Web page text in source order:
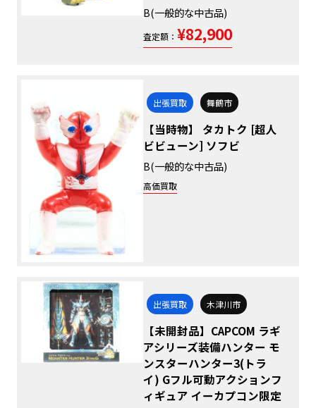
B(一般的な中古品)
査定額： ¥82,900
出張買取 舞鶴市
【当時物】 タカトク [超人
ビビューン] ソフビ
B(一般的な中古品)
高価買取
出張買取 木津川市
【未開封品】CAPCOM ラギ
アシリーズ装備ハンター モ
ンスターハンター3(トラ
イ) Gフル可動アクションフ
ィギュア イーカプコン限定